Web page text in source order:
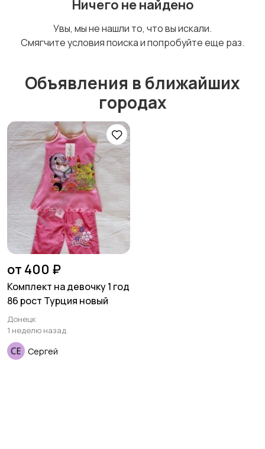
Товары для учебы
Детская одежда
Детский транспорт
Ничего не найдено
Увы, мы не нашли то, что вы искали.
Смягчите условия поиска и попробуйте еще раз.
Объявления в ближайших
городах
от 400 ₽
Комплект на девочку 1 год
86 рост Турция новый
Донецк
1 неделю назад
Сергей